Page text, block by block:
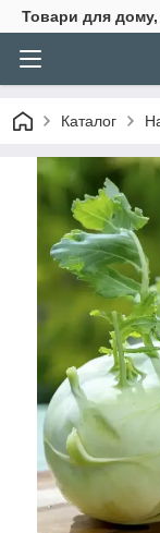
Товари для дому,
Каталог